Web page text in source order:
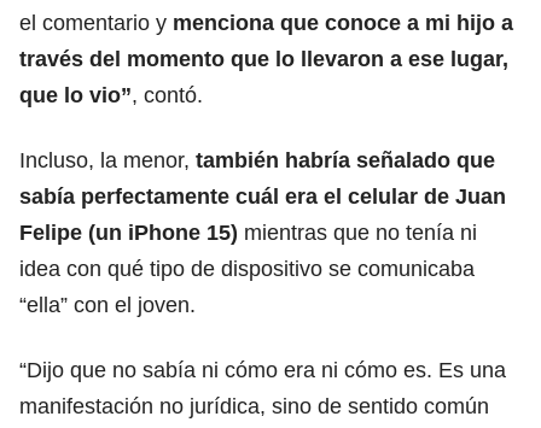
el comentario y menciona que conoce a mi hijo a
través del momento que lo llevaron a ese lugar,
que lo vio”, contó.
Incluso, la menor, también habría señalado que
sabía perfectamente cuál era el celular de Juan
Felipe (un iPhone 15) mientras que no tenía ni
idea con qué tipo de dispositivo se comunicaba
“ella” con el joven.
“Dijo que no sabía ni cómo era ni cómo es. Es una
manifestación no jurídica, sino de sentido común